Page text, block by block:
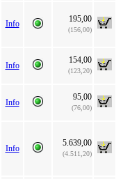
Info 195,00
(156,00)
Info
154,00
(123,20)
Info
95,00
(76,00)
Info
5.639,00
(4.511,20)